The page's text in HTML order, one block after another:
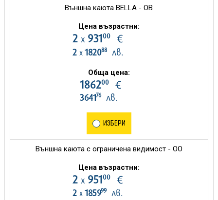
Външна каюта BELLA - OB
Цена възрастни:
2 х 93100€
2 х 182088лв.
Обща цена:
186200€
364176лв.
ИЗБЕРИ
Външна каюта с ограничена видимост - OO
Цена възрастни:
2 х 95100€
2 х 185999лв.